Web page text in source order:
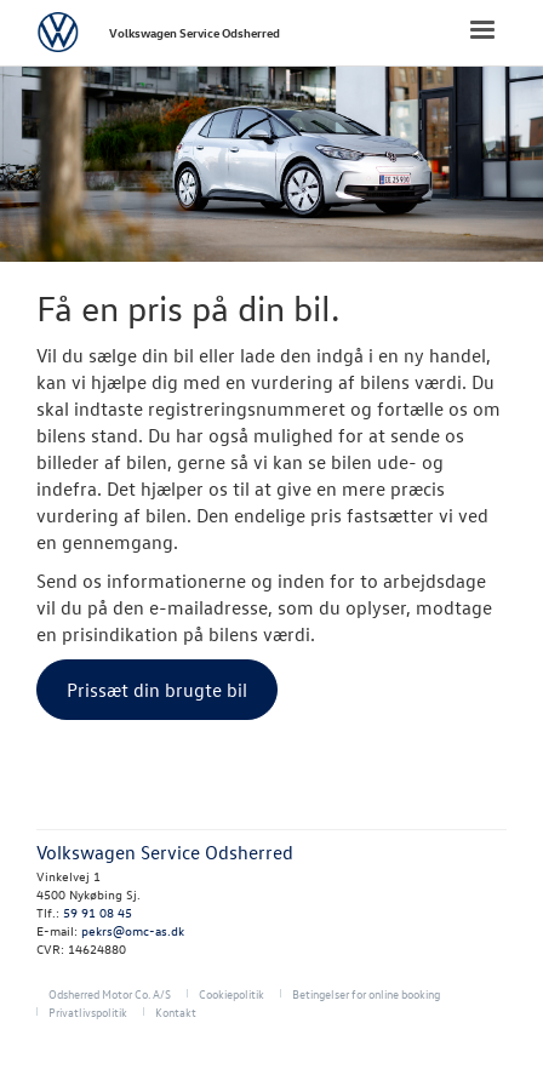
FORSIDE
BRUGTE BILER
VÆRKSTED
TILBEHØR
RESERVEDELE
Toggle
VolkswagenVolkswagen Service Odsherred
Få en pris på din bil.
Vil du sælge din bil eller lade den indgå i en ny handel,
kan vi hjælpe dig med en vurdering af bilens værdi. Du
skal indtaste registreringsnummeret og fortælle os om
bilens stand. Du har også mulighed for at sende os
billeder af bilen, gerne så vi kan se bilen ude- og
indefra. Det hjælper os til at give en mere præcis
vurdering af bilen. Den endelige pris fastsætter vi ved
en gennemgang.
Send os informationerne og inden for to arbejdsdage
vil du på den e-mailadresse, som du oplyser, modtage
en prisindikation på bilens værdi.
Prissæt din brugte bil
Volkswagen Service Odsherred
Vinkelvej 1
4500 Nykøbing Sj.
Tlf.: 59 91 08 45
E-mail: pekrs@omc-as.dk
CVR: 14624880
Odsherred Motor Co. A/S Cookiepolitik
Betingelser for online booking
Privatlivspolitik
Kontakt